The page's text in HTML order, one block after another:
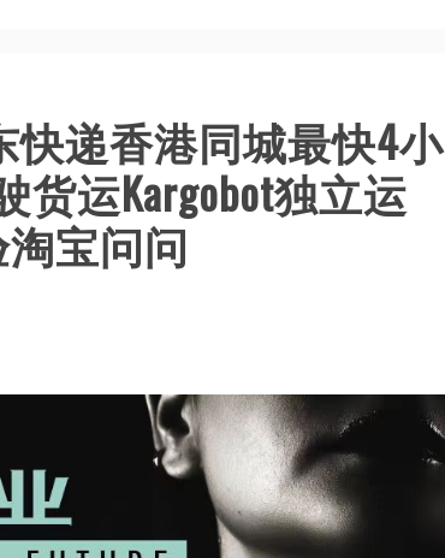
快递香港同城最快4小
运Kargobot独立运
宝问问